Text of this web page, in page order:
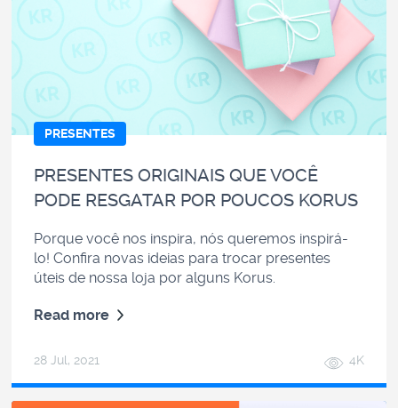
PRESENTES
PRESENTES ORIGINAIS QUE VOCÊ
PODE RESGATAR POR POUCOS KORUS
Porque você nos inspira, nós queremos inspirá-
lo! Confira novas ideias para trocar presentes
úteis de nossa loja por alguns Korus.
Read more
28 Jul, 2021 4K